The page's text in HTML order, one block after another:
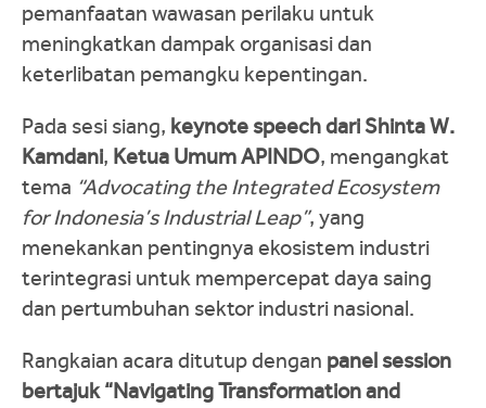
pemanfaatan wawasan perilaku untuk
meningkatkan dampak organisasi dan
keterlibatan pemangku kepentingan.
Pada sesi siang, keynote speech dari Shinta W.
Kamdani, Ketua Umum APINDO, mengangkat
tema “Advocating the Integrated Ecosystem
for Indonesia’s Industrial Leap”, yang
menekankan pentingnya ekosistem industri
terintegrasi untuk mempercepat daya saing
dan pertumbuhan sektor industri nasional.
Rangkaian acara ditutup dengan panel session
bertajuk “Navigating Transformation and